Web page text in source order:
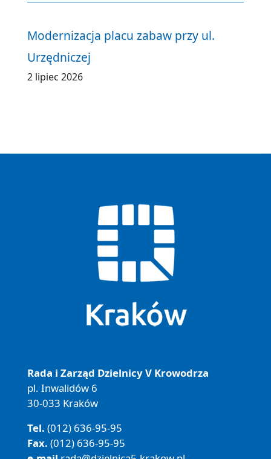
Modernizacja placu zabaw przy ul.
Urzędniczej
2 lipiec 2026
Rada i Zarząd Dzielnicy V Krowodrza
pl. Inwalidów 6
30-033 Kraków
Tel. (012) 636-95-95
Fax. (012) 636-95-95